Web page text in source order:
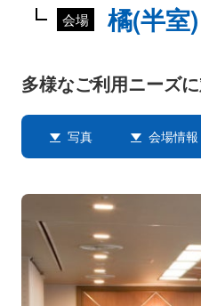
会場 橘(半室)
多様なご利用ニーズ
写真 会場情報